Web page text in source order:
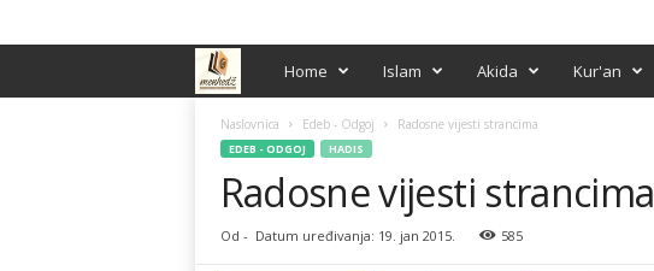
e
Home Islam Akida Kur'an
Naslovnica Edeb - Odgoj Radosne vijesti strancima
EDEB - ODGOJ HADIS
Radosne vijesti strancima
Od - Datum uređivanja: 19. jan 2015. 585